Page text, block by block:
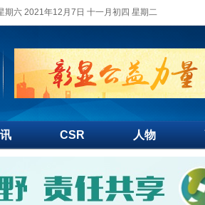
期六 2021年12月7日 十一月初四 星期二
CSR 人物